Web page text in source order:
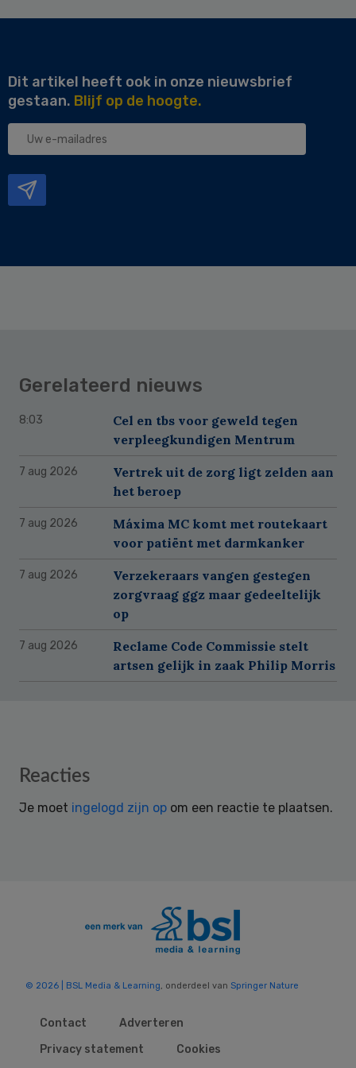
Dit artikel heeft ook in onze nieuwsbrief
gestaan. Blijf op de hoogte.
Uw
Gerelateerd nieuws
8:03
Cel en tbs voor geweld tegen
verpleegkundigen Mentrum
7 aug 2026
Vertrek uit de zorg ligt zelden aan
het beroep
7 aug 2026
Máxima MC komt met routekaart
voor patiënt met darmkanker
7 aug 2026
Verzekeraars vangen gestegen
zorgvraag ggz maar gedeeltelijk
op
7 aug 2026
Reclame Code Commissie stelt
artsen gelijk in zaak Philip Morris
Reader
Reacties
Je moet ingelogd zijn op om een reactie te plaatsen.
© 2026 | BSL Media & Learning , onderdeel van Springer Nature
Contact
Adverteren
Privacy statement
Cookies